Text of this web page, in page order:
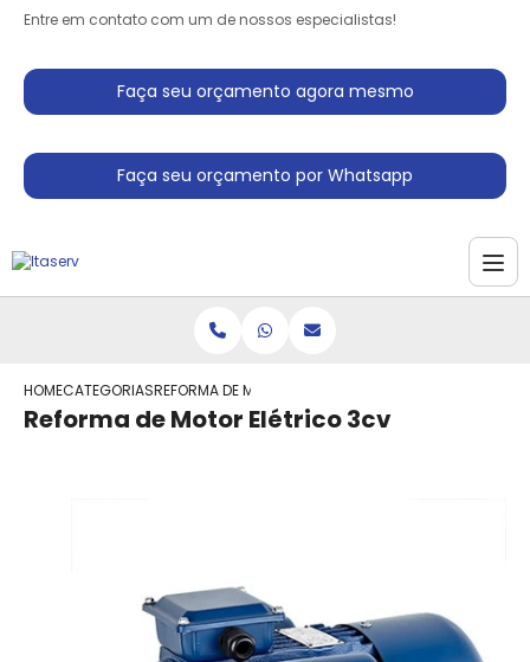
Entre em contato com um de nossos especialistas!
Faça seu orçamento agora mesmo
Faça seu orçamento por Whatsapp
HOMECATEGORIASREFORMA DE MOTOR ELETRICO 3CV
Reforma de Motor Elétrico 3cv